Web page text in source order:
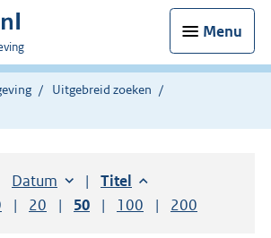
Menu
Uitgebreid zoeken
Sorteer op:
Datum aflopendSorteer op:
Titel aflopend
resultaten per pagina
Toon
20 resultaten per pagina
Toon
50 resultaten per pagina
Toon
100 resultaten per
Toon
200